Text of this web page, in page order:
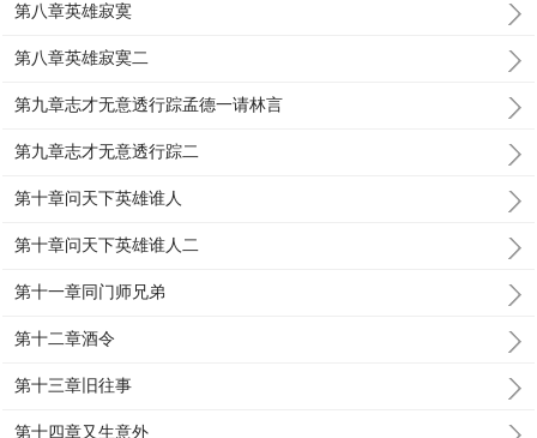
第八章英雄寂寞
第八章英雄寂寞二
第九章志才无意透行踪孟德一请林言
第九章志才无意透行踪二
第十章问天下英雄谁人
第十章问天下英雄谁人二
第十一章同门师兄弟
第十二章酒令
第十三章旧往事
第十四章又生意外